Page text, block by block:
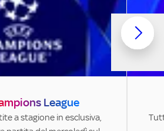
League
a stagione in esclusiva,